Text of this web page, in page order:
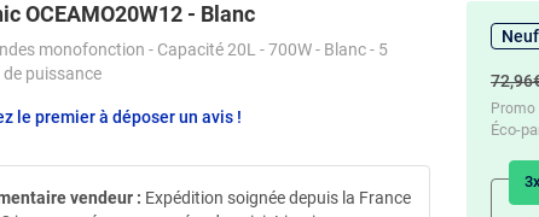
OCEAMO20W12 - Blanc
monofonction - Capacité 20L - 700W - Blanc - 5
de puissance
le premier à déposer un avis !
vendeur : Expédition soignée depuis la France
Neuf
Promo
Éco-
3x